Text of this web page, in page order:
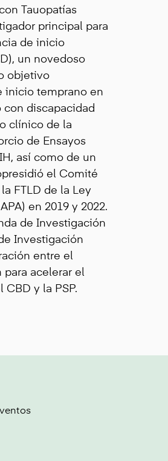
Tauopatías
principal para
de inicio
un novedoso
objetivo
inicio temprano en
con discapacidad
clínico de la
de Ensayos
así como de un
el Comité
FTLD de la Ley
en 2019 y 2022.
de Investigación
Investigación
entre el
acelerar el
y la PSP.